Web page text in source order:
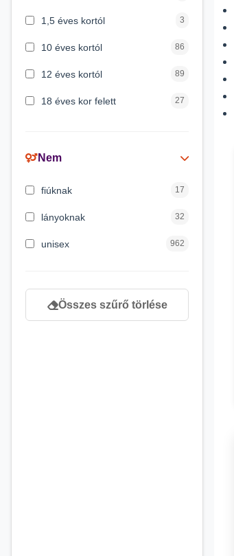
1,5 éves kortól 3
10 éves kortól 86
12 éves kortól 89
18 éves kor felett 27
3 éves kortól 200
7 éves kortól 53
Nem
fiúknak 17
lányoknak 32
unisex 962
Összes szűrő törlése